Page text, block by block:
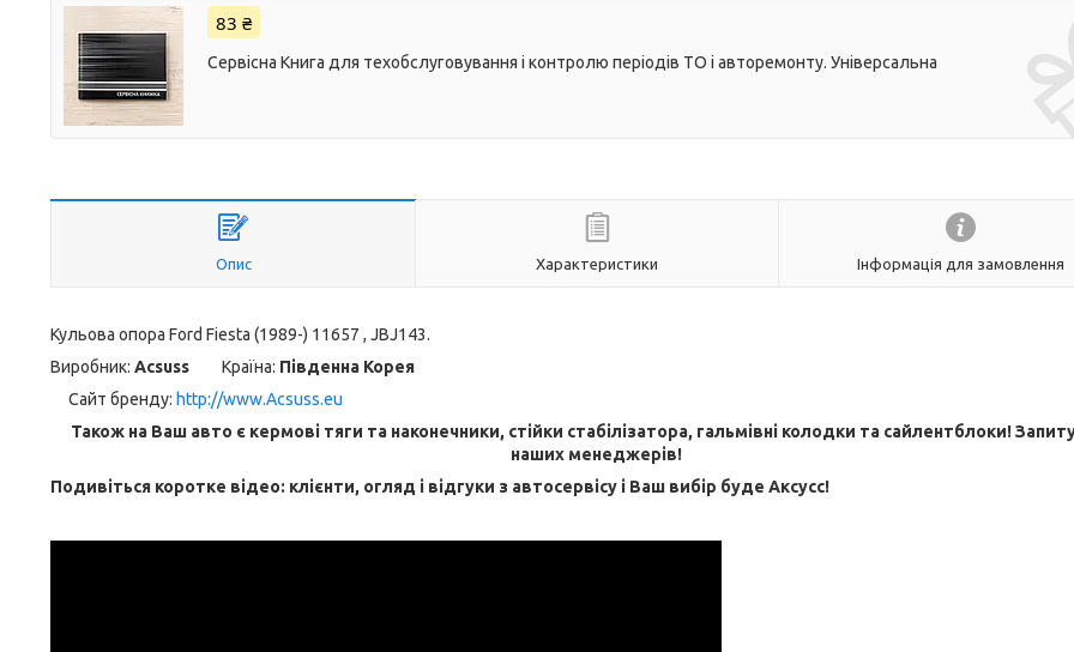
83 ₴
Сервісна Книга для техобслуговування і контролю періодів ТО і авторемонту. Універсальна
Опис Характеристики Інформація для замовлення
Кульова опора Ford Fiesta (1989-) 11657 , JBJ143.
Виробник: Acsuss Країна: Південна Корея
Сайт бренду: http://www.Acsuss.eu
Також на Ваш авто є кермові тяги та наконечники, стійки стабілізатора, гальмівні колодки та сайлентблоки!
наших менеджерів!
Подивіться коротке відео: клієнти, огляд і відгуки з автосервісу і Ваш вибір буде Aксусс!